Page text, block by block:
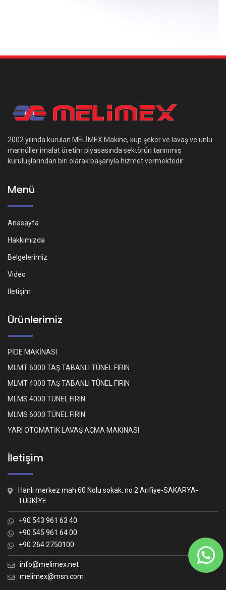
2002 yılında kurulan MELİMEX Makine, küp şeker ve lavaş ve unlu
mamüller imalat üretim piyasasında sektörün tanınmış
kuruluşlarından biri olarak başarıyla hizmet vermektedir.
Menü
Anasayfa
Hakkımızda
Belgelerimiz
Video
İletişim
Ürünlerimiz
PİDE MAKİNASI
MLMT 6000 TAŞ TABANLI TÜNEL FIRIN
MLMT 4000 TAŞ TABANLI TÜNEL FIRIN
MLMS 4000 TÜNEL FIRIN
MLMS 6000 TÜNEL FIRIN
YARI OTOMATİK LAVAŞ AÇMA MAKİNASI
İletişim
Hanlı merkez mah.60 Nolu sokak. no 2 Arifiye-SAKARYA-
TÜRKİYE
+90 543 961 63 40
+90 545 961 64 00
+90 264 2750100
info@melimex.net
melimex@msn.com
Nasıl yardımcı olabiliriz?